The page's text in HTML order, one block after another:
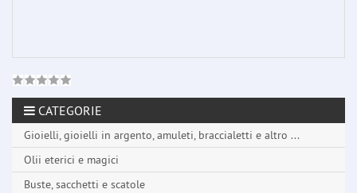
CATEGORIE
Gioielli, gioielli in argento, amuleti, braccialetti e altro ...
Olii eterici e magici
Buste, sacchetti e scatole